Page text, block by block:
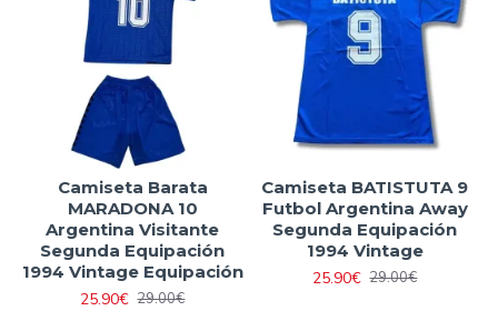
Camiseta Barata
MARADONA 10
Argentina Visitante
Segunda Equipación
1994 Vintage Equipación
25.90€ 29.00€
Camiseta BATISTUTA 9
Futbol Argentina Away
Segunda Equipación
1994 Vintage
25.90€ 29.00€